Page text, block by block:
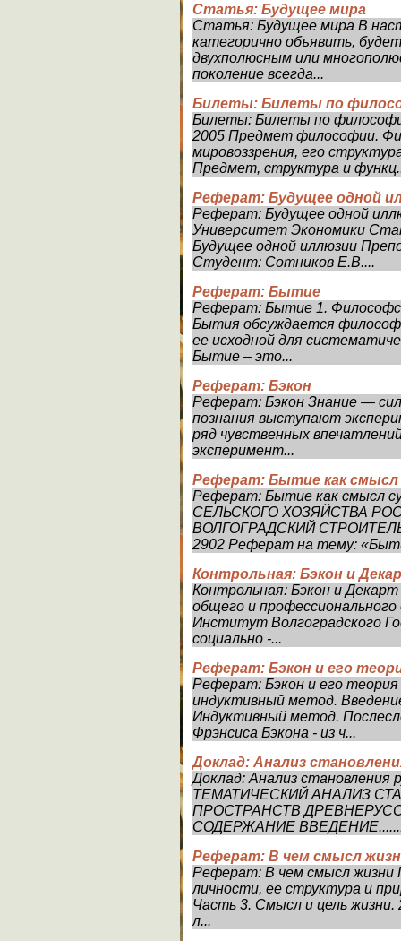
Статья: Будущее мира
Статья: Будущее мира В
категорично объявить,
двухполюсным или
поколение всегда...
Билеты: Билеты по
Билеты: Билеты по
2005 Предмет философии.
мировоззрения, его
Предмет, структура и
Реферат: Будущее одной
Реферат: Будущее одной
Университет Экономики
Будущее одной иллюзии
Студент: Сотников Е.В....
Реферат: Бытие
Реферат: Бытие 1.
Бытия обсуждается
ее исходной для
Бытие – это...
Реферат: Бэкон
Реферат: Бэкон Знание —
познания выступают
ряд чувственных
эксперимент...
Реферат: Бытие как
Реферат: Бытие как смысл
СЕЛЬСКОГО ХОЗЯЙСТВА
ВОЛГОГРАДСКИЙ
2902 Реферат на тему:
Контрольная: Бэкон и
Контрольная: Бэкон и
общего и
Институт Волгоградского
социально -...
Реферат: Бэкон и его
Реферат: Бэкон и его
индуктивный метод.
Индуктивный метод.
Фрэнсиса Бэкона - из ч...
Доклад: Анализ
Доклад: Анализ становления
ТЕМАТИЧЕСКИЙ АНАЛИЗ
ПРОСТРАНСТВ
СОДЕРЖАНИЕ
Реферат: В чем смысл
Реферат: В чем смысл жизни
личности, ее структура и
Часть 3. Смысл и цель жизни.
л...